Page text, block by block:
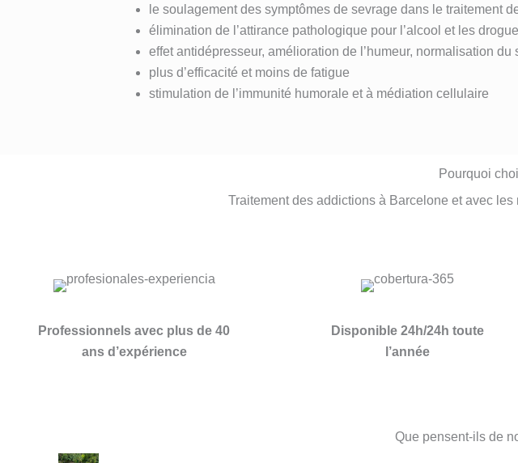
le soulagement des symptômes de sevrage dans le traitement
élimination de l’attirance pathologique pour l’alcool et les
effet antidépresseur, amélioration de l’humeur, normalisation du
plus d’efficacité et moins de fatigue
stimulation de l’immunité humorale et à médiation cellulaire
Pourquoi
Traitement des addictions à Barcelone et avec
Professionnels avec plus de 40
ans d’expérience
Disponible 24h/24h toute
l’année
Que pensent-ils de